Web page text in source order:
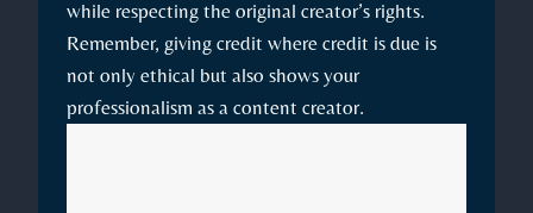
while respecting the original creator’s rights.
Remember, giving credit where credit is due is
not only ethical but also shows your
professionalism as a content creator.